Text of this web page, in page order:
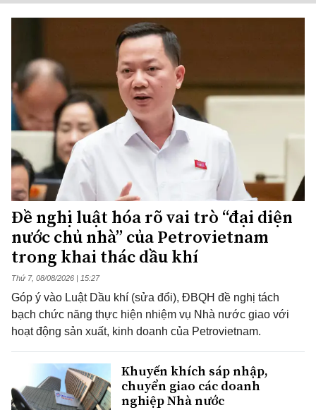
Đề nghị luật hóa rõ vai trò “đại diện
nước chủ nhà” của Petrovietnam
trong khai thác dầu khí
Thứ 7, 08/08/2026 | 15:27
Góp ý vào Luật Dầu khí (sửa đổi), ĐBQH đề nghị tách
bạch chức năng thực hiện nhiệm vụ Nhà nước giao với
hoạt động sản xuất, kinh doanh của Petrovietnam.
Khuyến khích sáp nhập,
chuyển giao các doanh
nghiệp Nhà nước